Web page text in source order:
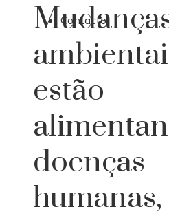
Contacto
estão
doenças
humanas,